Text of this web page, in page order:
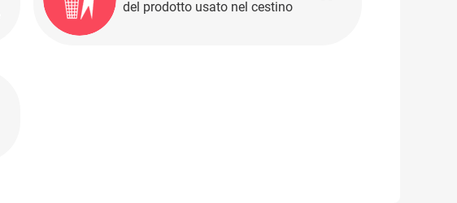
del prodotto usato nel cestino